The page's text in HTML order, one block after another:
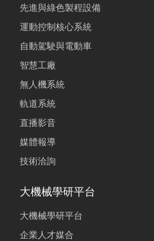
先進與綠色製程設備
運動控制核心系統
自動駕駛與電動車
智慧工廠
無人機系統
軌道系統
直播影音
媒體報導
技術洽詢
大機械學研平台
大機械學研平台
企業人才媒合